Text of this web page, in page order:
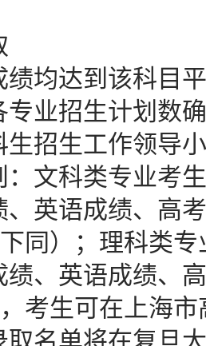
绩均达到该科目
专业招生计划数
生招生工作领导
：文科类专业考
、英语成绩、高
同）；理科类
绩、英语成绩、
考生可在上海